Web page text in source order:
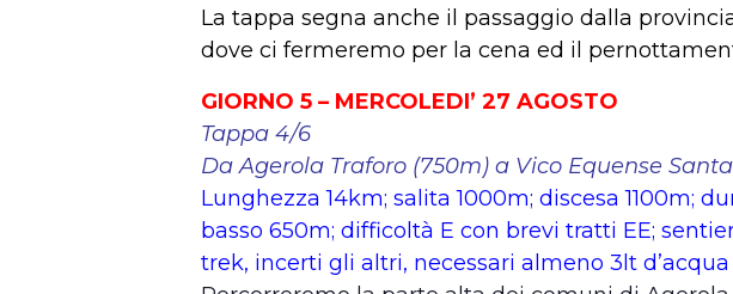
La tappa segna anche il passaggio dalla
dove ci fermeremo per la cena ed il
GIORNO 5 – MERCOLEDI’ 27 AGOSTO
Tappa 4/6
Da Agerola Traforo (750m) a Vico Equense
Lunghezza 14km; salita 1000m; discesa 1100m;
basso 650m; difficoltà E con brevi tratti EE;
trek, incerti gli altri, necessari almeno 3lt